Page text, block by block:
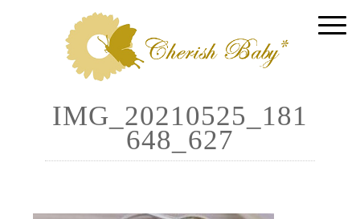
IMG_20210525_181
648_627